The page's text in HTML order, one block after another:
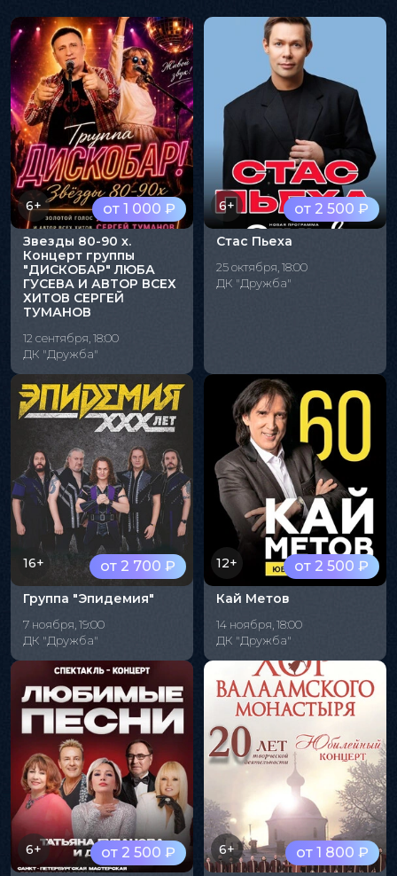
от 1 000 ₽
6+
Звезды 80-90 х.
Концерт группы
"ДИСКОБАР" ЛЮБА
ГУСЕВА И АВТОР ВСЕХ
ХИТОВ СЕРГЕЙ
ТУМАНОВ
12 сентября, 18:00
ДК "Дружба"
от 2 500 ₽
6+
Стас Пьеха
25 октября, 18:00
ДК "Дружба"
от 2 700 ₽
16+
Группа "Эпидемия"
7 ноября, 19:00
ДК "Дружба"
от 2 500 ₽
12+
Кай Метов
14 ноября, 18:00
ДК "Дружба"
от 2 500 ₽
6+ от 1 800 ₽
6+